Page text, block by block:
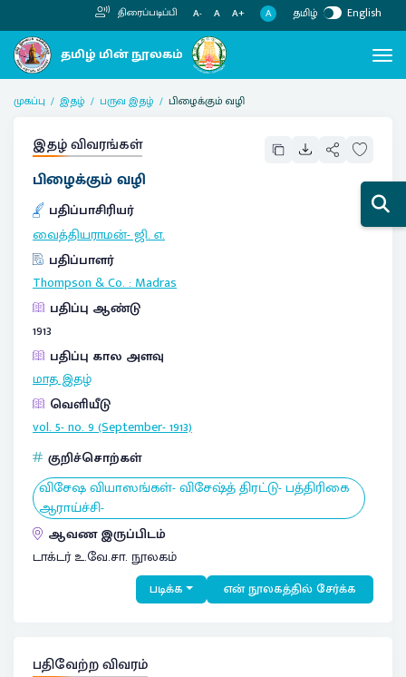
திரைப்படிப்பி A- A A+ A தமிழ் English
முகப்பு இதழ் பருவ இதழ் பிழைக்கும் வழி
இதழ் விவரங்கள்
பிழைக்கும் வழி
பதிப்பாசிரியர்
வைத்தியராமன்- ஜி. எ.
பதிப்பாளர்
Thompson & Co.:Madras
பதிப்பு ஆண்டு
1913
பதிப்பு கால அளவு
மாத இதழ்
வெளியீடு
vol. 5- no. 9 (September- 1913)
குறிச்சொற்கள்
விசேஷ வியாஸங்கள்- விசேஷ்த் திரட்டு- பத்திரிகை
ஆராய்ச்சி-
ஆவண இருப்பிடம்
டாக்டர் உ.வே.சா. நூலகம்
படிக்க என் நூலகத்தில் சேர்க்க
பதிவேற்ற விவரம்